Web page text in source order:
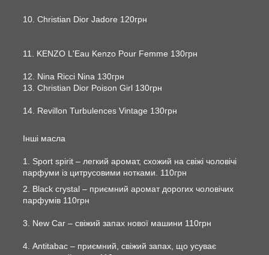
10. Christian Dior Jadore 120грн
11. KENZO L'Eau Kenzo Pour Femme 130грн
12. Nina Ricci Nina 130грн
13. Christian Dior Poison Girl 130грн
14. Revillon Turbulences Vintage 130грн
Інші масла
1. Sport spirit – легкий аромат, схожий на свіжі чоловічі
парфуми із цитрусовими нотками. 110грн
2. Black crystal – приємний аромат дорогих чоловічих
парфумів 110грн
3. New Car – свіжий запах нової машини 110грн
4. Antitabac – приємний, свіжий запах, що усуває